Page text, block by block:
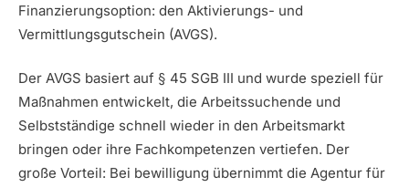
Finanzierungsoption: den Aktivierungs- und
Vermittlungsgutschein (AVGS).
Der AVGS basiert auf § 45 SGB III und wurde speziell für
Maßnahmen entwickelt, die Arbeitssuchende und
Selbstständige schnell wieder in den Arbeitsmarkt
bringen oder ihre Fachkompetenzen vertiefen. Der
große Vorteil: Bei bewilligung übernimmt die Agentur für